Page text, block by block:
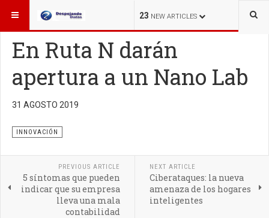
23 NEW ARTICLES
ESTÁ AQUÍ: INNOVACIÓN
En Ruta N darán
apertura a un Nano Lab
31 AGOSTO 2019
INNOVACIÓN
PREVIOUS ARTICLE
5 síntomas que pueden
indicar que su empresa
lleva una mala
contabilidad
NEXT ARTICLE
Ciberataques: la nueva
amenaza de los hogares
inteligentes